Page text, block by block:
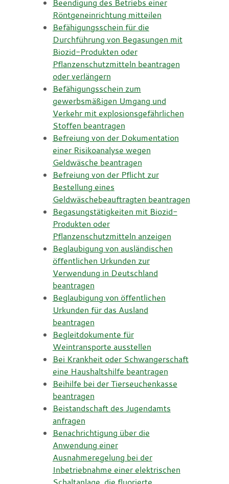
Beendigung des Betriebs einer
Röntgeneinrichtung mitteilen
Befähigungsschein für die
Durchführung von Begasungen mit
Biozid-Produkten oder
Pflanzenschutzmitteln beantragen
oder verlängern
Befähigungsschein zum
gewerbsmäßigen Umgang und
Verkehr mit explosionsgefährlichen
Stoffen beantragen
Befreiung von der Dokumentation
einer Risikoanalyse wegen
Geldwäsche beantragen
Befreiung von der Pflicht zur
Bestellung eines
Geldwäschebeauftragten beantragen
Begasungstätigkeiten mit Biozid-
Produkten oder
Pflanzenschutzmitteln anzeigen
Beglaubigung von ausländischen
öffentlichen Urkunden zur
Verwendung in Deutschland
beantragen
Beglaubigung von öffentlichen
Urkunden für das Ausland
beantragen
Begleitdokumente für
Weintransporte ausstellen
Bei Krankheit oder Schwangerschaft
eine Haushaltshilfe beantragen
Beihilfe bei der Tierseuchenkasse
beantragen
Beistandschaft des Jugendamts
anfragen
Benachrichtigung über die
Anwendung einer
Ausnahmeregelung bei der
Inbetriebnahme einer elektrischen
Schaltanlage, die fluorierte